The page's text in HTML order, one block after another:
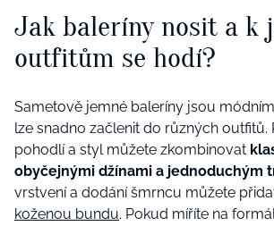
Jak baleríny nosit a k
outfitům se hodí?
Sametově jemné baleríny jsou
lze snadno začlenit do různých outfitů.
pohodlí a styl můžete zkombinovat
obyčejnými džínami a jednoduchým
vrstvení a dodání šmrncu můžete
koženou bundu. Pokud míříte na